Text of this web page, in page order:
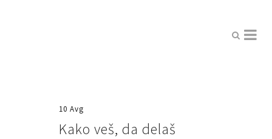
10 Avg
Kako veš, da delaš